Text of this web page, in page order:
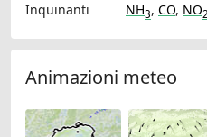
Inquinanti
NH3, CO, NO2
Animazioni meteo